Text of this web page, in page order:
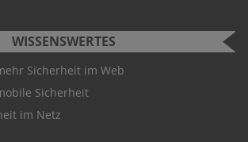
WISSENSWERTES
Sicherheit im Web
Sicherheit
im Netz